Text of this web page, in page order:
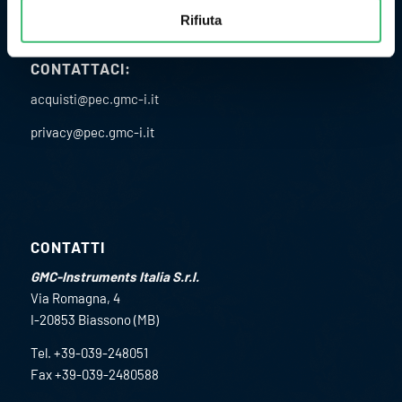
Rifiuta
CONTATTACI:
acquisti@pec.gmc-i.it
privacy@pec.gmc-i.it
CONTATTI
GMC-Instruments Italia S.r.l.
Via Romagna, 4
I-20853 Biassono (MB)
Tel. +39-039-248051
Fax +39-039-2480588